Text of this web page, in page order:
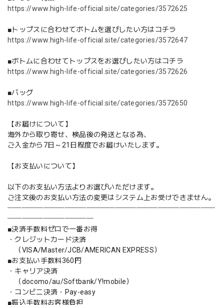
https://www.high-life-official.site/categories/3572625
■トップスに合わせてボトムを選びしたい方はコチラ
https://www.high-life-official.site/categories/3572647
■ボトムに合わせてトップスをお選びしたい方はコチラ
https://www.high-life-official.site/categories/3572626
■バッグ
https://www.high-life-official.site/categories/3572650
【お届けについて】
海外から取り寄せ、検品後の発送となる為、
ご入金から7日～21日程度でお届けいたします。
【お支払いについて】
以下のお支払い方法よりお選びいただけます。
ご注文後のお支払い方法の変更はシステム上お受けできません。
─────────────────────────────
────────────
■決済手数料ゼロで一番お得
・クレジットカード決済
（VISA/Master/JCB/AMERICAN EXPRESS）
■お支払い手数料360円
・キャリア決済
（docomo/au/Softbank/Y!mobile）
・コンビニ決済・Pay-easy
■振込手数料お客様負担